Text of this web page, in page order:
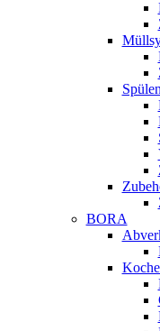
Spülen
BORA